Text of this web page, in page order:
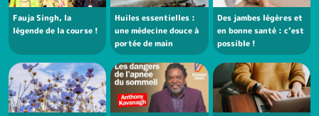
Fauja Singh, la
légende de la course !
Huiles essentielles :
une médecine douce à
portée de main
Des jambes légères et
en bonne santé : c’est
possible !